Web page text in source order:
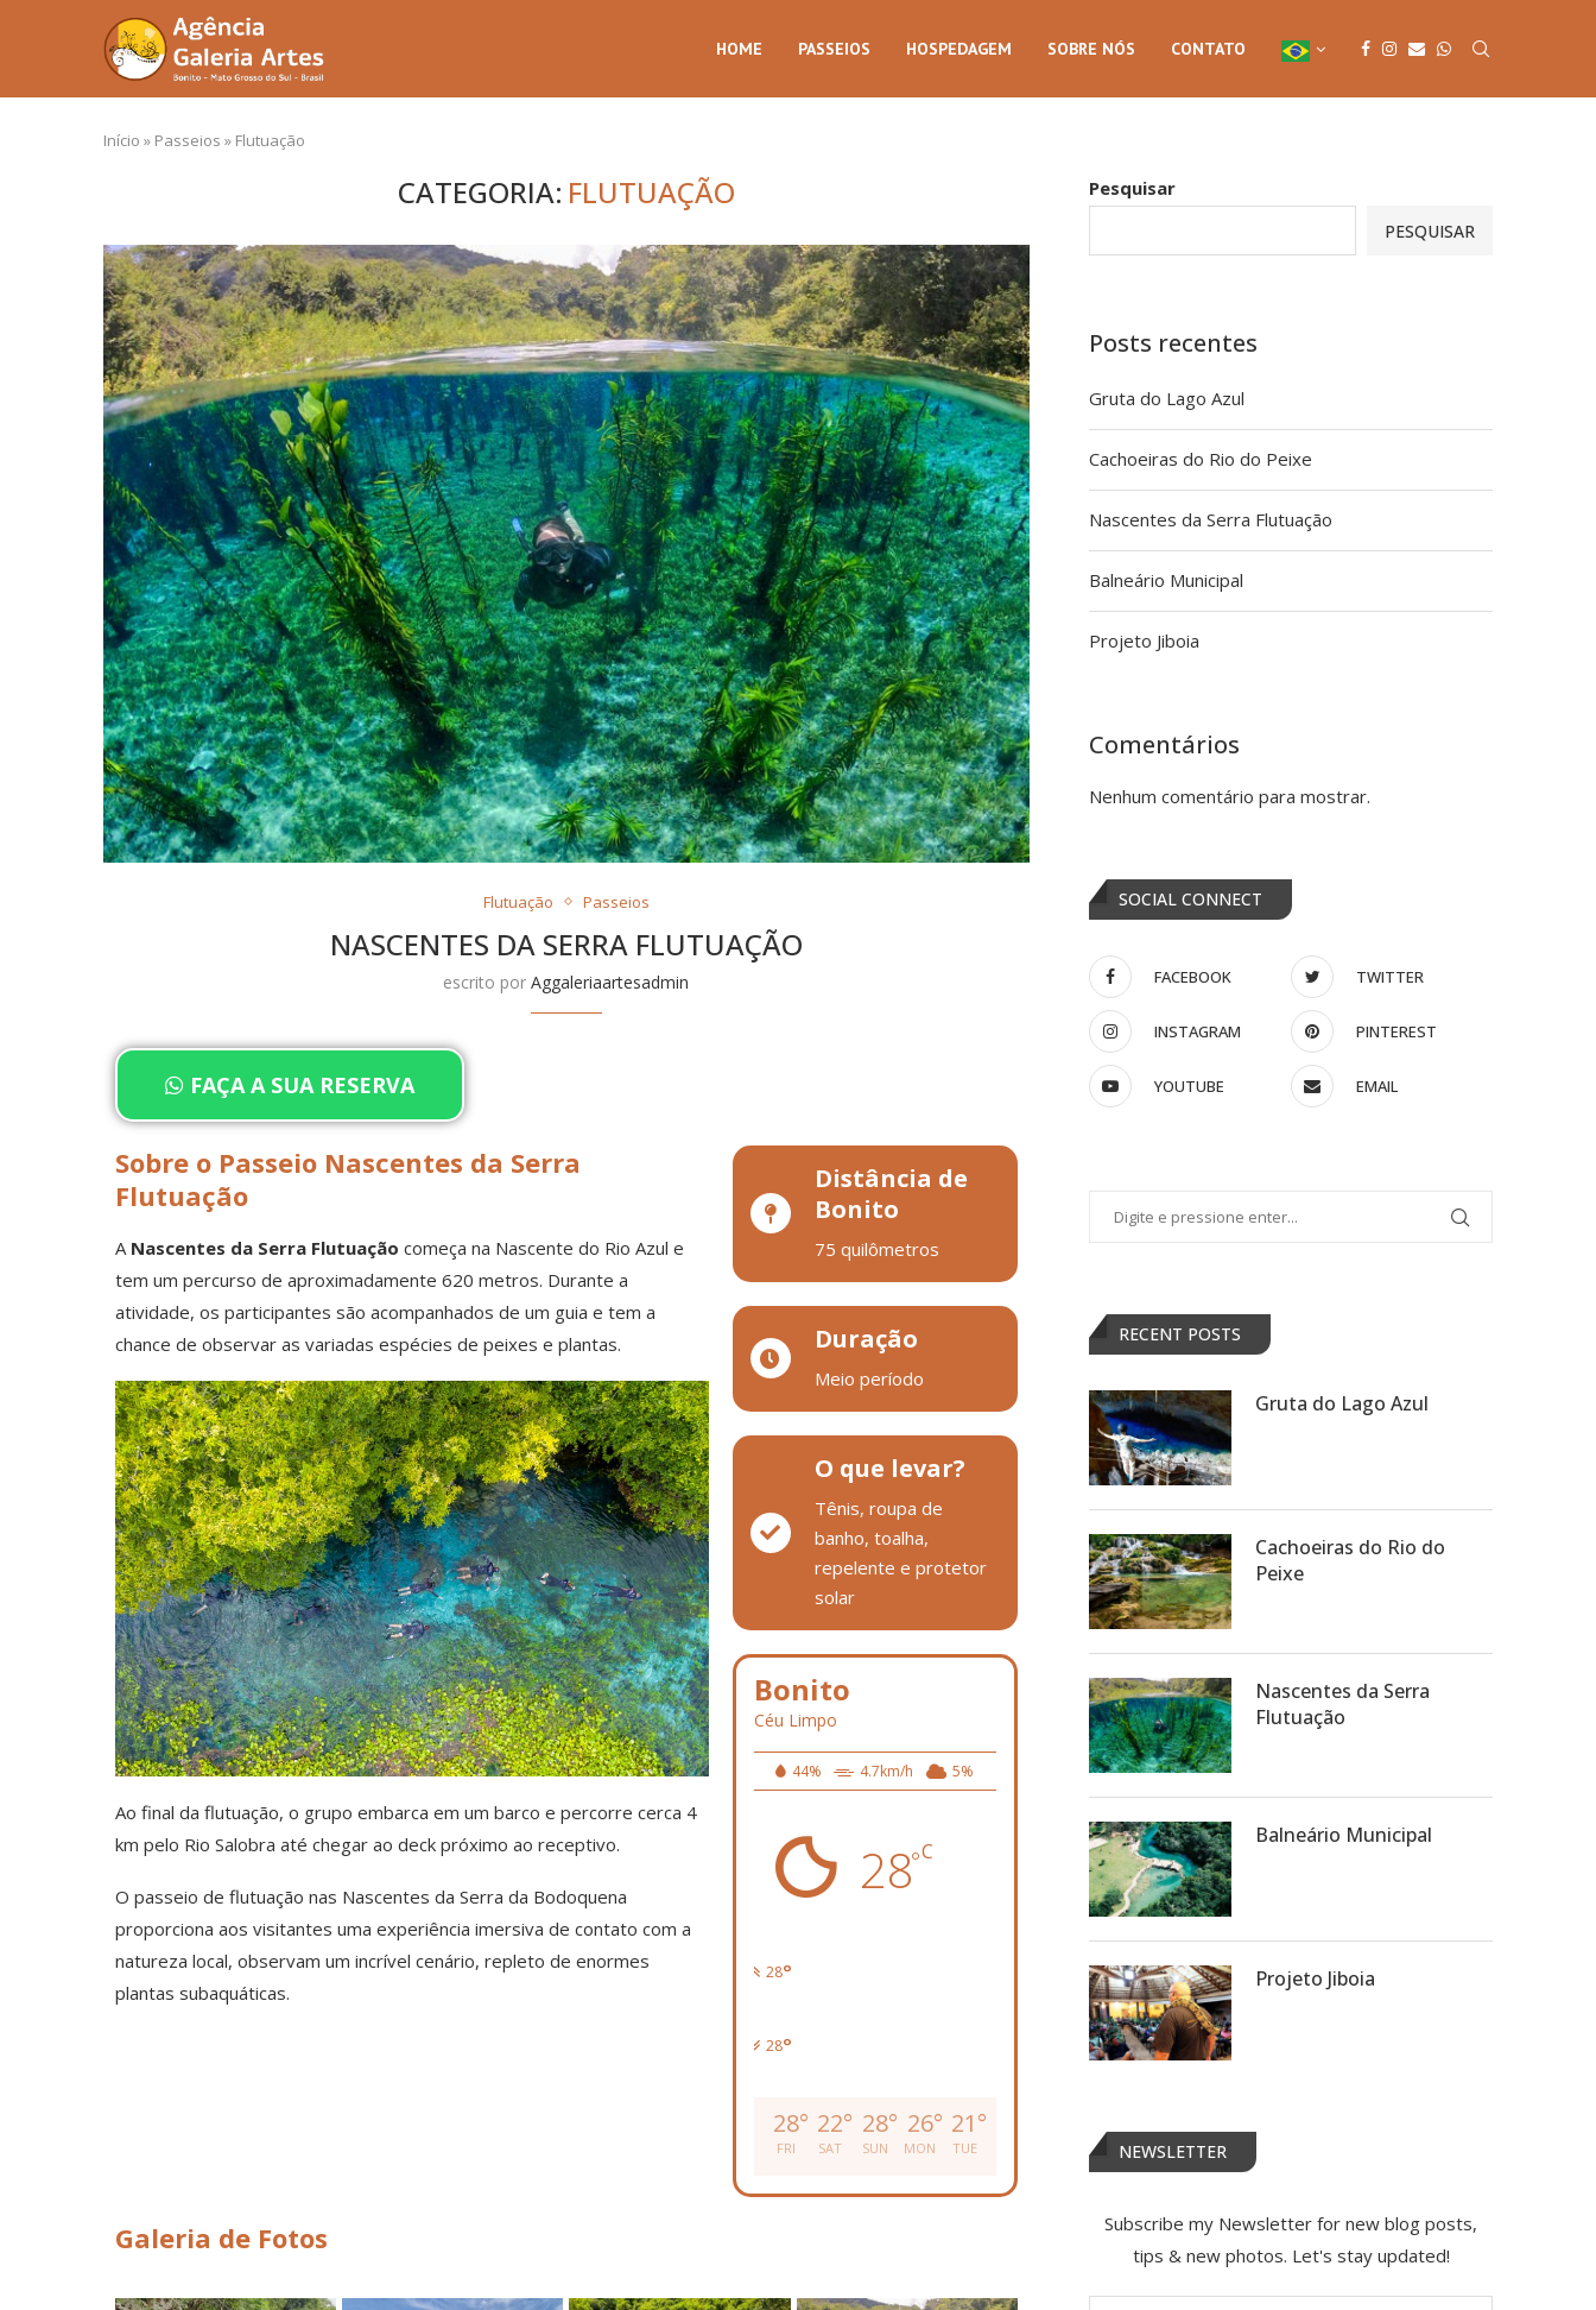
HOME PASSEIOS HOSPEDAGEM SOBRE NÓS CONTATO
Início » Passeios » Flutuação
CATEGORIA: FLUTUAÇÃO
Flutuação Passeios
NASCENTES DA SERRA FLUTUAÇÃO
escrito porAggaleriaartesadmin
FAÇA A SUA RESERVA
Sobre o Passeio Nascentes da Serra
Flutuação
A Nascentes da Serra Flutuação começa na Nascente do Rio Azul e
tem um percurso de aproximadamente 620 metros. Durante a
atividade, os participantes são acompanhados de um guia e tem a
chance de observar as variadas espécies de peixes e plantas.
Ao final da flutuação, o grupo embarca em um barco e percorre cerca 4
km pelo Rio Salobra até chegar ao deck próximo ao receptivo.
O passeio de flutuação nas Nascentes da Serra da Bodoquena
proporciona aos visitantes uma experiência imersiva de contato com a
natureza local, observam um incrível cenário, repleto de enormes
plantas subaquáticas.
Distância de
Bonito
75 quilômetros
Duração
Meio período
O que levar?
Tênis, roupa de
banho, toalha,
repelente e protetor
solar
Bonito
Céu Limpo
44% 4.7km/h 5%
28°C
28°
28°
28°
FRI
22°
SAT
28°
SUN
26°
MON
21°
TUE
Galeria de Fotos
Pesquisar
PESQUISAR
Posts recentes
Gruta do Lago Azul
Cachoeiras do Rio do Peixe
Nascentes da Serra Flutuação
Balneário Municipal
Projeto Jiboia
Comentários
Nenhum comentário para mostrar.
SOCIAL CONNECT
FACEBOOK TWITTER
INSTAGRAM PINTEREST
YOUTUBE EMAIL
RECENT POSTS
Gruta do Lago Azul
Cachoeiras do Rio do
Peixe
Nascentes da Serra
Flutuação
Balneário Municipal
Projeto Jiboia
NEWSLETTER
Subscribe my Newsletter for new blog posts,
tips & new photos. Let's stay updated!